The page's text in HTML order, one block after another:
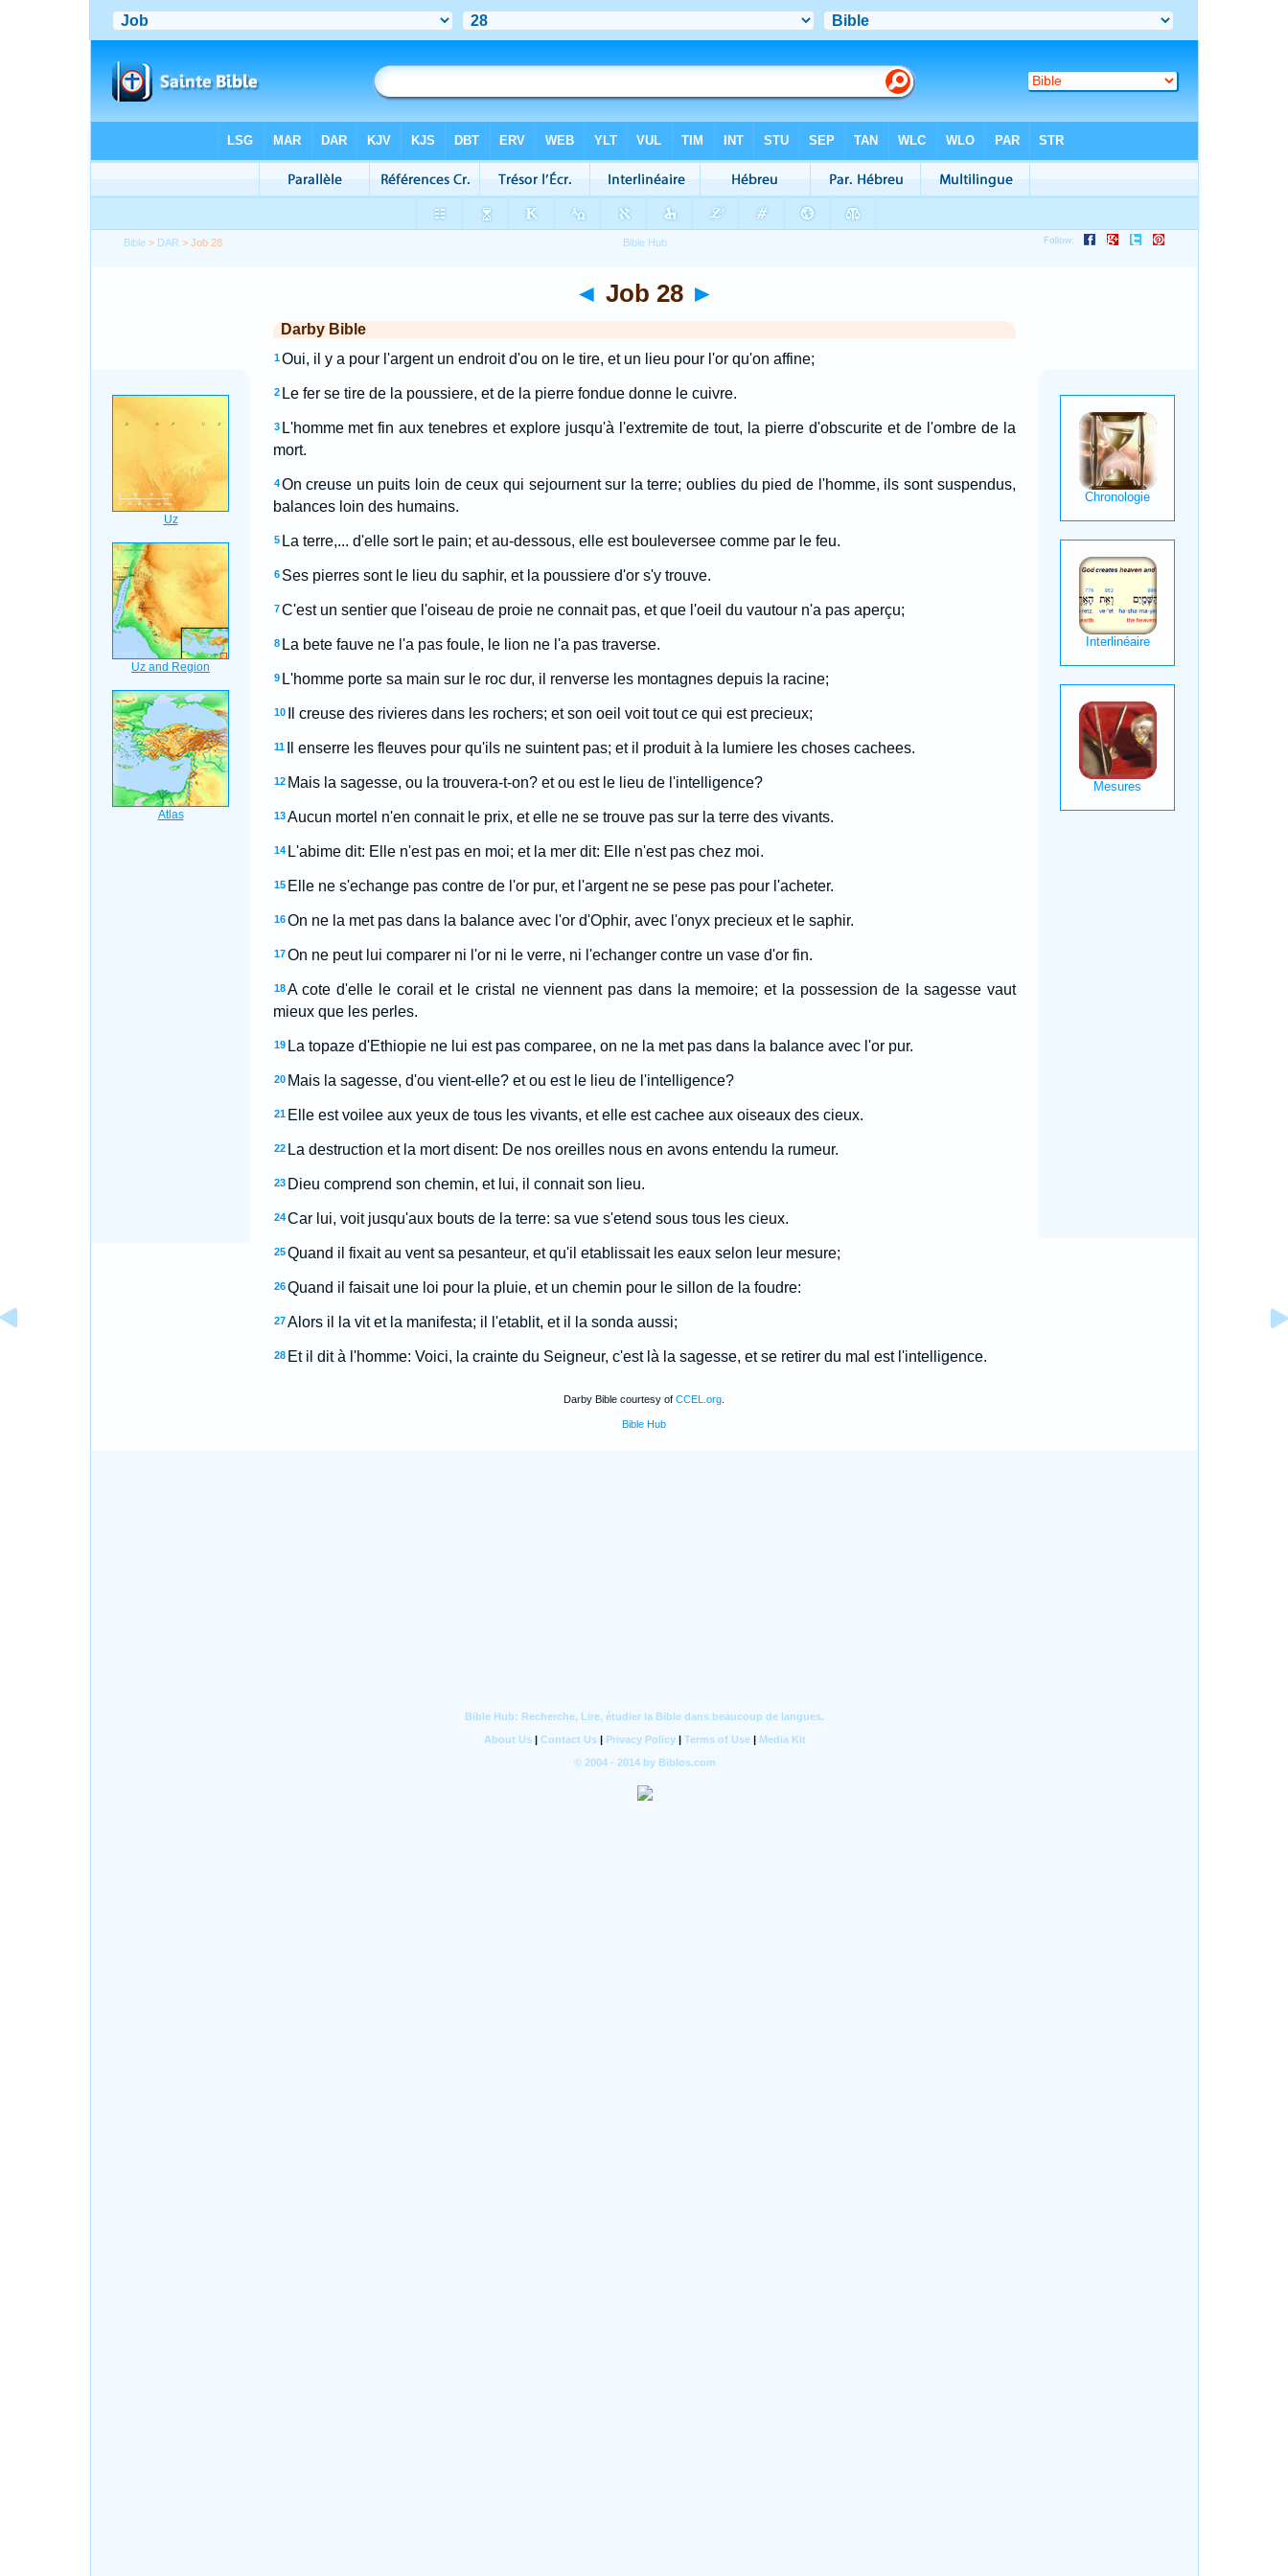
Bible > DAR > Job 28
◄ Job 28 ►
Darby Bible
1 Oui, il y a pour l'argent un endroit d'ou on le tire, et un lieu pour l'or qu'on affine;
2 Le fer se tire de la poussiere, et de la pierre fondue donne le cuivre.
3 L'homme met fin aux tenebres et explore jusqu'à l'extremite de tout, la pierre d'obscurite et de l'ombre de la
mort.
4 On creuse un puits loin de ceux qui sejournent sur la terre; oublies du pied de l'homme, ils sont suspendus,
balances loin des humains.
5 La terre,... d'elle sort le pain; et au-dessous, elle est bouleversee comme par le feu.
6 Ses pierres sont le lieu du saphir, et la poussiere d'or s'y trouve.
7 C'est un sentier que l'oiseau de proie ne connait pas, et que l'oeil du vautour n'a pas aperçu;
8 La bete fauve ne l'a pas foule, le lion ne l'a pas traverse.
9 L'homme porte sa main sur le roc dur, il renverse les montagnes depuis la racine;
10 Il creuse des rivieres dans les rochers; et son oeil voit tout ce qui est precieux;
11 Il enserre les fleuves pour qu'ils ne suintent pas; et il produit à la lumiere les choses cachees.
12 Mais la sagesse, ou la trouvera-t-on? et ou est le lieu de l'intelligence?
13 Aucun mortel n'en connait le prix, et elle ne se trouve pas sur la terre des vivants.
14 L'abime dit: Elle n'est pas en moi; et la mer dit: Elle n'est pas chez moi.
15 Elle ne s'echange pas contre de l'or pur, et l'argent ne se pese pas pour l'acheter.
16 On ne la met pas dans la balance avec l'or d'Ophir, avec l'onyx precieux et le saphir.
17 On ne peut lui comparer ni l'or ni le verre, ni l'echanger contre un vase d'or fin.
18 A cote d'elle le corail et le cristal ne viennent pas dans la memoire; et la possession de la sagesse vaut
mieux que les perles.
19 La topaze d'Ethiopie ne lui est pas comparee, on ne la met pas dans la balance avec l'or pur.
20 Mais la sagesse, d'ou vient-elle? et ou est le lieu de l'intelligence?
21 Elle est voilee aux yeux de tous les vivants, et elle est cachee aux oiseaux des cieux.
22 La destruction et la mort disent: De nos oreilles nous en avons entendu la rumeur.
23 Dieu comprend son chemin, et lui, il connait son lieu.
24 Car lui, voit jusqu'aux bouts de la terre: sa vue s'etend sous tous les cieux.
25 Quand il fixait au vent sa pesanteur, et qu'il etablissait les eaux selon leur mesure;
26 Quand il faisait une loi pour la pluie, et un chemin pour le sillon de la foudre:
27 Alors il la vit et la manifesta; il l'etablit, et il la sonda aussi;
28 Et il dit à l'homme: Voici, la crainte du Seigneur, c'est là la sagesse, et se retirer du mal est l'intelligence.
Darby Bible courtesy of CCEL.org
Bible Hub